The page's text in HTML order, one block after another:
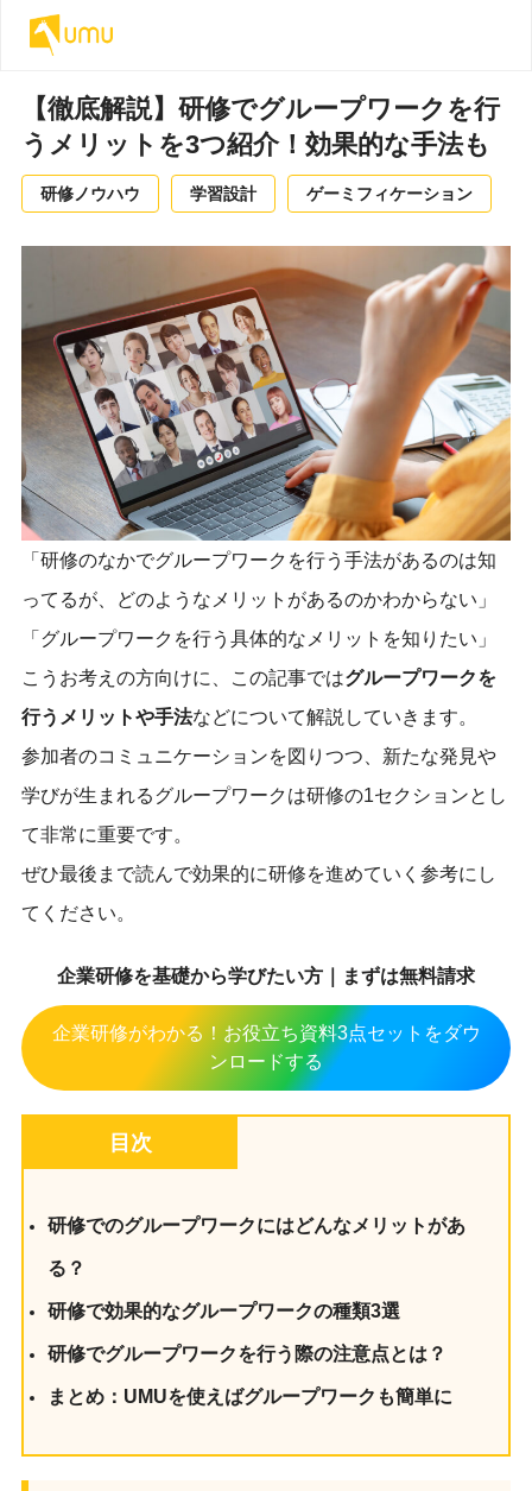
【徹底解説】研修でグループワークを行
うメリットを3つ紹介！効果的な手法も
研修ノウハウ 学習設計 ゲーミフィケーション
「研修のなかでグループワークを行う手法があるのは知
ってるが、どのようなメリットがあるのかわからない」
「グループワークを行う具体的なメリットを知りたい」
こうお考えの方向けに、この記事ではグループワークを
行うメリットや手法などについて解説していきます。
参加者のコミュニケーションを図りつつ、新たな発見や
学びが生まれるグループワークは研修の1セクションとし
て非常に重要です。
ぜひ最後まで読んで効果的に研修を進めていく参考にし
てください。
企業研修を基礎から学びたい方｜まずは無料請求
企業研修がわかる！お役立ち資料3点セットをダウ
ンロードする
目次
研修でのグループワークにはどんなメリットがあ
る？
研修で効果的なグループワークの種類3選
研修でグループワークを行う際の注意点とは？
まとめ：UMUを使えばグループワークも簡単に